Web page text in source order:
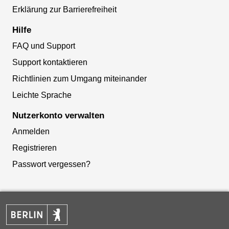
Erklärung zur Barrierefreiheit
Hilfe
FAQ und Support
Support kontaktieren
Richtlinien zum Umgang miteinander
Leichte Sprache
Nutzerkonto verwalten
Anmelden
Registrieren
Passwort vergessen?